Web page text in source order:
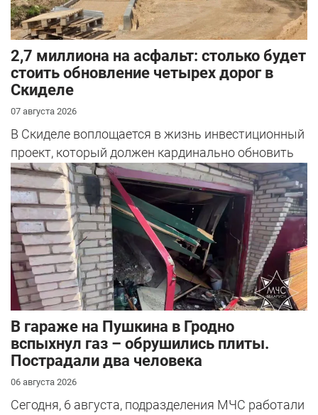
2,7 миллиона на асфальт: столько будет
стоить обновление четырех дорог в
Скиделе
07 августа 2026
В Скиделе воплощается в жизнь инвестиционный
проект, который должен кардинально обновить
облик сразу четырех улиц: Богуш...
В гараже на Пушкина в Гродно
вспыхнул газ – обрушились плиты.
Пострадали два человека
06 августа 2026
Сегодня, 6 августа, подразделения МЧС работали